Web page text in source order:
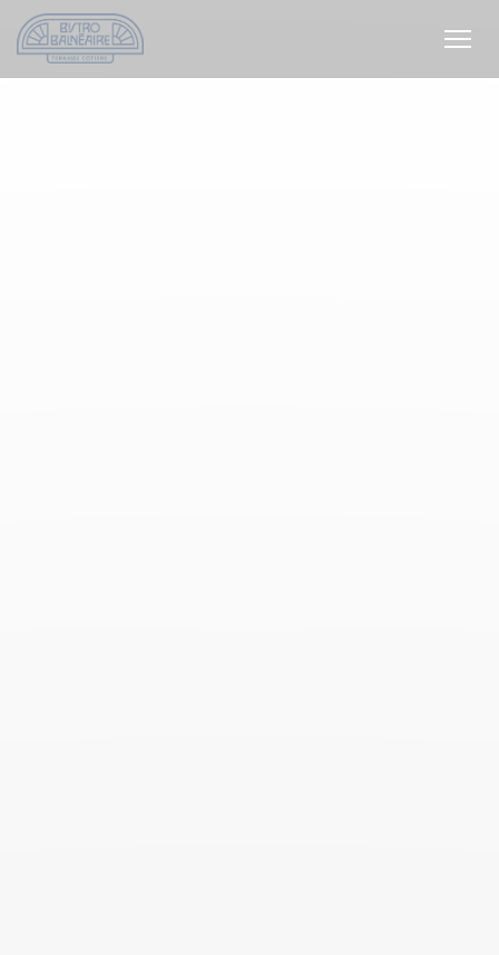
Personalización de sus opciones de cookies